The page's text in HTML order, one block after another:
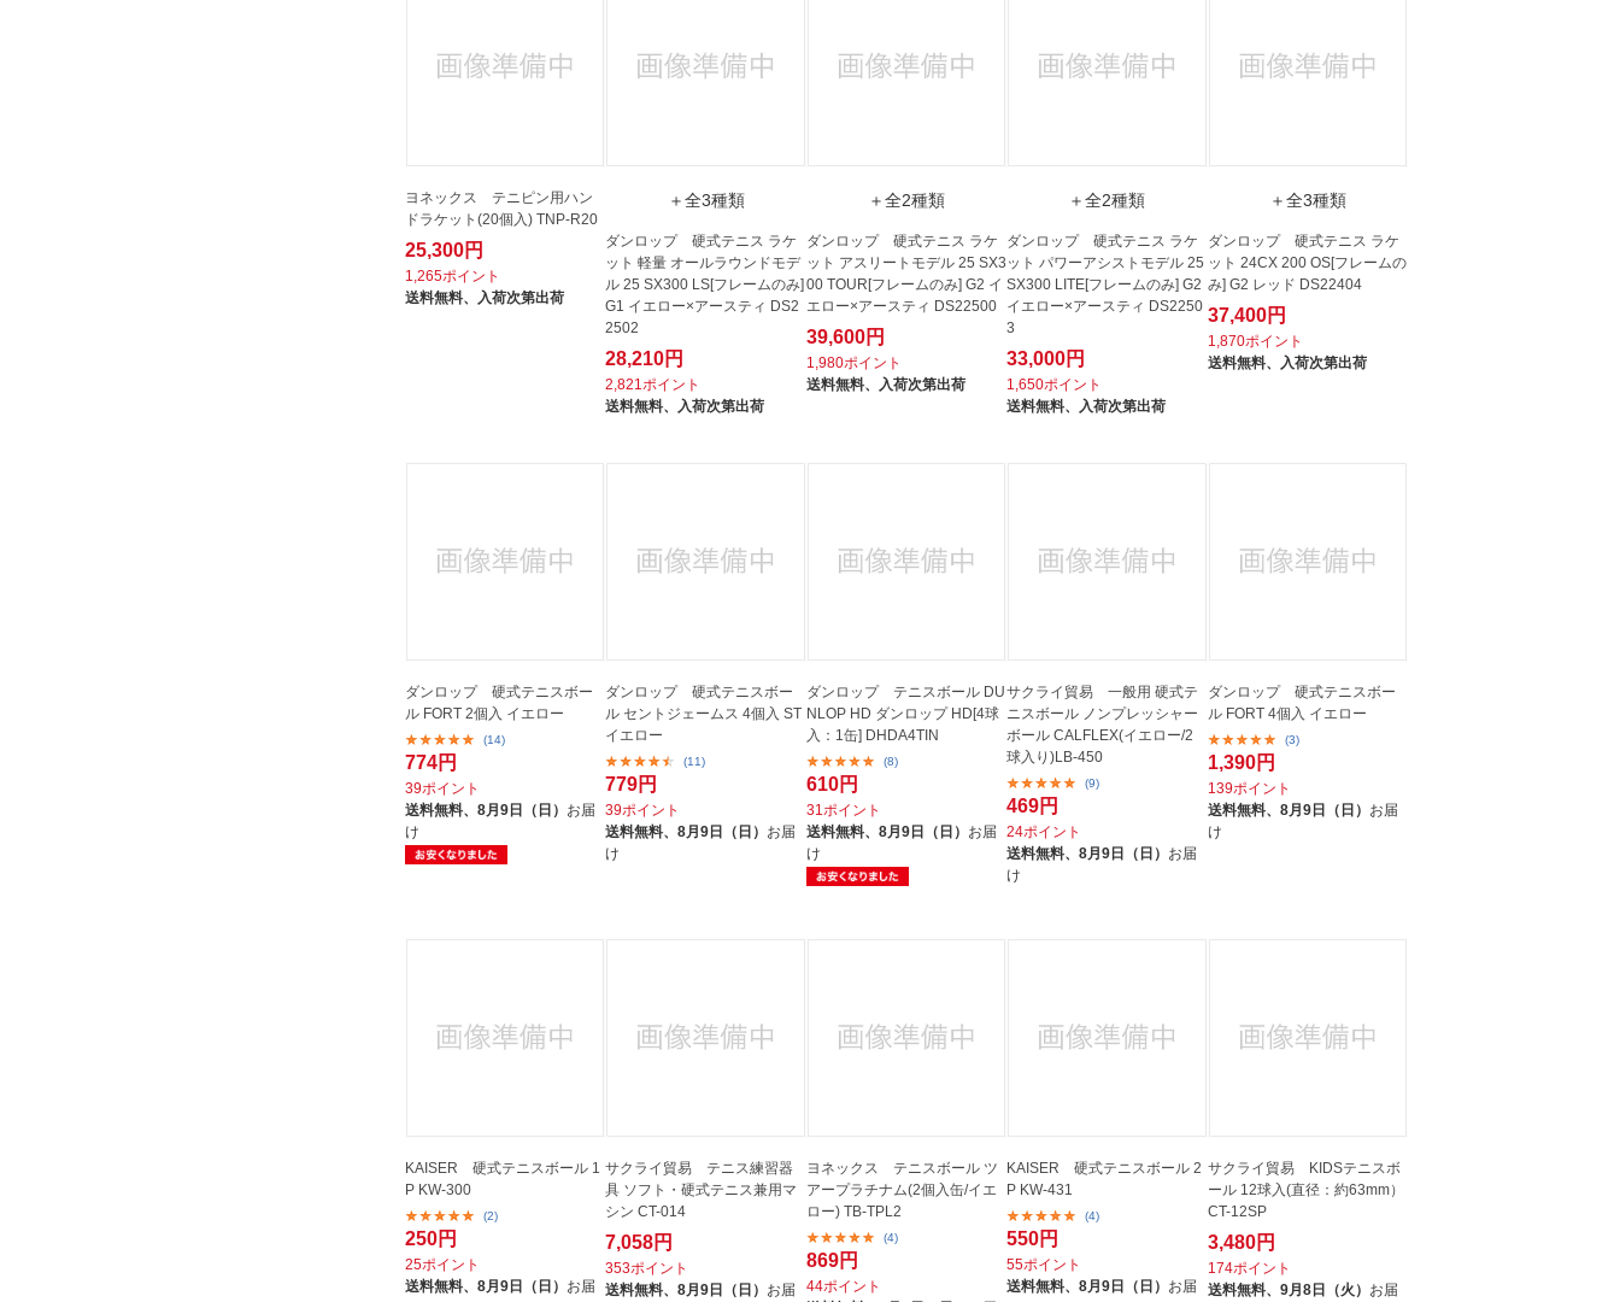
ヨネックス テニピン用ハン
ドラケット(20個入) TNP-R20
25,300円
1,265ポイント
送料無料、
入荷次第出荷
＋全3種類
ダンロップ 硬式テニス ラケ
ット 軽量 オールラウンドモデ
ル 25 SX300 LS[フレームのみ]
G1 イエロー×アースティ DS2
2502
28,210円
2,821ポイント
送料無料、
入荷次第出荷
＋全2種類
ダンロップ 硬式テニス ラケ
ット アスリートモデル 25 SX3
00 TOUR[フレームのみ] G2 イ
エロー×アースティ DS22500
39,600円
1,980ポイント
送料無料、
入荷次第出荷
＋全2種類
ダンロップ 硬式テニス ラケ
ット パワーアシストモデル 25
SX300 LITE[フレームのみ] G2
イエロー×アースティ DS2250
3
33,000円
1,650ポイント
送料無料、
入荷次第出荷
＋全3種類
ダンロップ 硬式テニス ラケ
ット 24CX 200 OS[フレームの
み] G2 レッド DS22404
37,400円
1,870ポイント
送料無料、
入荷次第出荷
ダンロップ 硬式テニスボー
ル FORT 2個入 イエロー
(14)
774円
39ポイント
送料無料、 8月9日（日） お届
け
ダンロップ 硬式テニスボー
ル セントジェームス 4個入 ST
イエロー
(11)
779円
39ポイント
送料無料、8月9日（日） お届
け
ダンロップ テニスボール DU
NLOP HD ダンロップ HD[4球
入：1缶] DHDA4TIN
(8)
610円
31ポイント
送料無料、 8月9日（日） お届
け
サクライ貿易 一般用 硬式テ
ニスボール ノンプレッシャー
ボール CALFLEX(イエロー/2
球入り)LB-450
(9)
469円
24ポイント
送料無料、8月9日（日） お届
け
ダンロップ 硬式テニスボー
ル FORT 4個入 イエロー
(3)
1,390円
139ポイント
送料無料、 8月9日（日） お届
け
KAISER 硬式テニスボール 1
P KW-300
(2)
250円
25ポイント
送料無料、 8月9日（日） お届
サクライ貿易 テニス練習器
具 ソフト・硬式テニス兼用マ
シン CT-014
7,058円
353ポイント
送料無料、8月9日（日） お届
ヨネックス テニスボール ツ
アープラチナム(2個入缶/イエ
ロー) TB-TPL2
(4)
869円
44ポイント
KAISER 硬式テニスボール 2
P KW-431
(4)
550円
55ポイント
送料無料、8月9日（日） お届
サクライ貿易 KIDSテニスボ
ール 12球入(直径：約63mm）
CT-12SP
3,480円
174ポイント
送料無料、 9月8日（火） お届